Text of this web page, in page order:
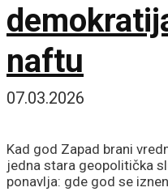
naftu
07.03.2026
Kad god Zapad brani
jedna stara geopolitička
ponavlja: gde god se